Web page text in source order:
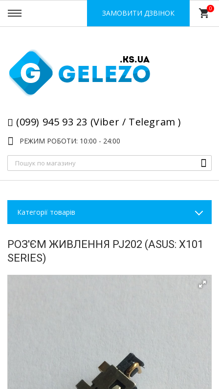
(099) 945 93 23 (Viber / Telegram )
РЕЖИМ РОБОТИ: 10:00 - 24:00
ЗАМОВИТИ ДЗВІНОК shopping_cart0
Категорії товарів
РОЗ'ЄМ ЖИВЛЕННЯ PJ202 (ASUS: X101
SERIES)